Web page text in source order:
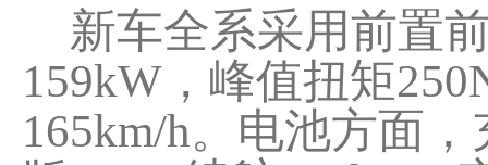
新车全系采用前置
159kW，峰值扭矩
165km/h。电池方面